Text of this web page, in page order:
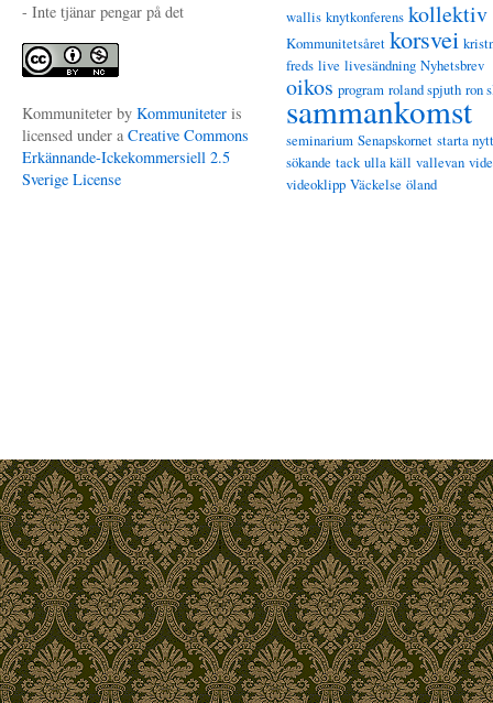
- Inte tjänar pengar på det
Kommuniteter by Kommuniteter is
licensed under a Creative Commons
Erkännande-Ickekommersiell 2.5
Sverige License
wallis knytkonferens kollektiv
Kommunitetsåret korsvei
freds live livesändning Nyhetsbrev
oikos program roland spjuth ron
sammankomst
seminarium Senapskornet starta nytt
sökande tack ulla käll vallevan
videoklipp Väckelse öland